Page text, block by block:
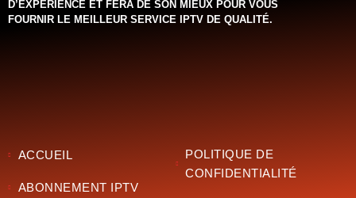
D’EXPÉRIENCE ET FERA DE SON MIEUX POUR VOUS
FOURNIR LE MEILLEUR SERVICE IPTV DE QUALITÉ.‌‌‌‌‌
ACCUEIL
ABONNEMENT IPTV
POLITIQUE DE
CONFIDENTIALITÉ